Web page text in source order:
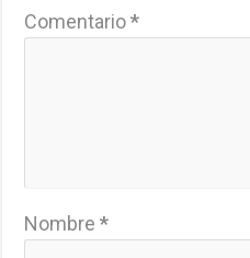
Comentario*
Nombre*